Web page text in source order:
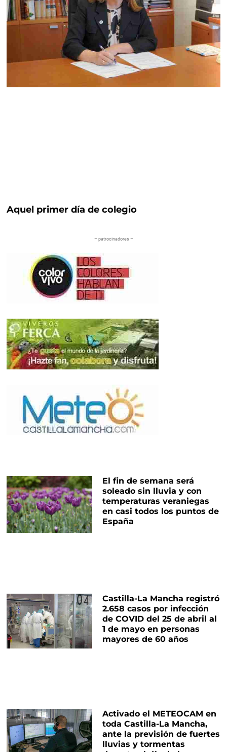
Aquel primer día de colegio
– patrocinadores –
El fin de semana será
soleado sin lluvia y con
temperaturas veraniegas
en casi todos los puntos de
España
Castilla-La Mancha registró
2.658 casos por infección
de COVID del 25 de abril al
1 de mayo en personas
mayores de 60 años
Activado el METEOCAM en
toda Castilla-La Mancha,
ante la previsión de fuertes
lluvias y tormentas